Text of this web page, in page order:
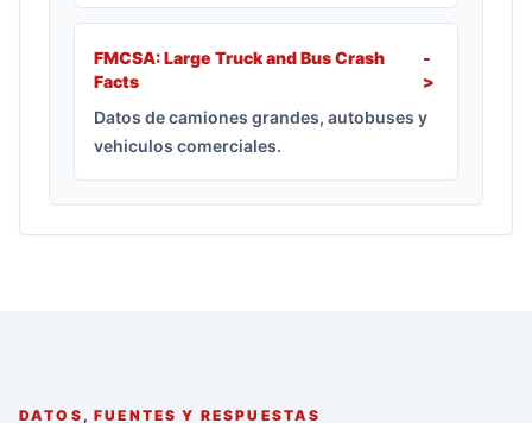
FMCSA: Large Truck and Bus Crash
Facts
-
>
Datos de camiones grandes, autobuses y
vehiculos comerciales.
DATOS, FUENTES Y RESPUESTAS